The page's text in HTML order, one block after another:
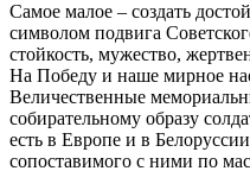
Самое малое – создать
символом подвига
стойкость, мужество,
На Победу и наше мирное
Величественные
собирательному образу
есть в Европе и в
сопоставимого с ними по